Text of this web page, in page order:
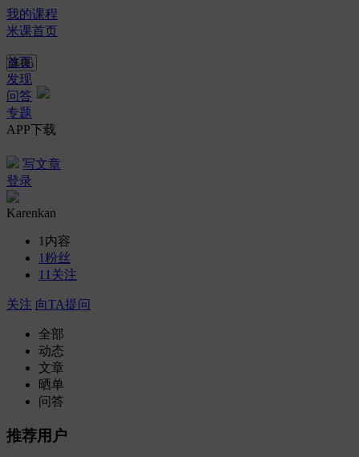
我的课程
米课首页
首页
发现
问答
专题
APP下载
写文章
登录
Karenkan
1 内容
1 粉丝
11 关注
关注 向TA提问
全部
动态
文章
晒单
问答
推荐用户